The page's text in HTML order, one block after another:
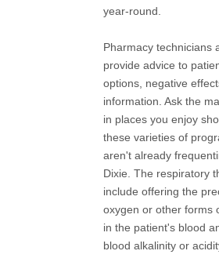
year-round.
Pharmacy technicians
provide advice to
options, negative
information. Ask the
in places you enjoy
these varieties of
aren't already
Dixie. The respiratory
include offering the
oxygen or other forms
in the patient's blood
blood alkalinity or